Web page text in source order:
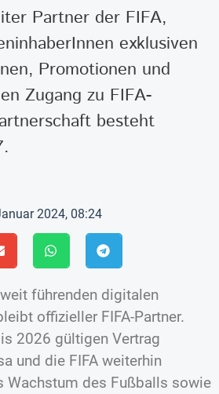
Partner der FIFA,
exklusiven
Promotionen und
Zugang zu FIFA-
besteht
2024, 08:24
führenden digitalen
offizieller FIFA-Partner.
2026 gültigen Vertrag
und die FIFA weiterhin
Wachstum des Fußballs sowie